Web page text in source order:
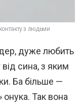
з людьми
дуже любить
сина, з яким
Ба більше —
онука. Так вона